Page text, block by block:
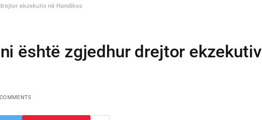
ekzekutiv në Handikos
është zgjedhur drejtor ekzekutiv